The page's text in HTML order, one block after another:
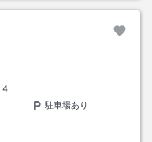
4
駐車場あり